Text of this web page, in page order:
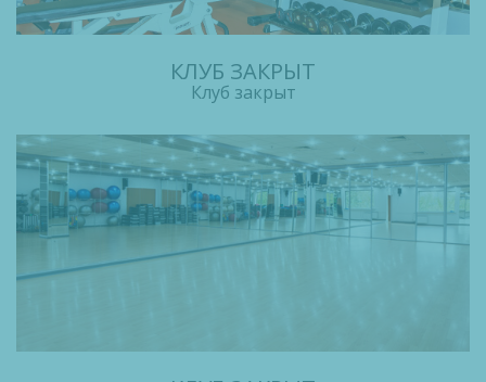
КЛУБ ЗАКРЫТ
Клуб закрыт